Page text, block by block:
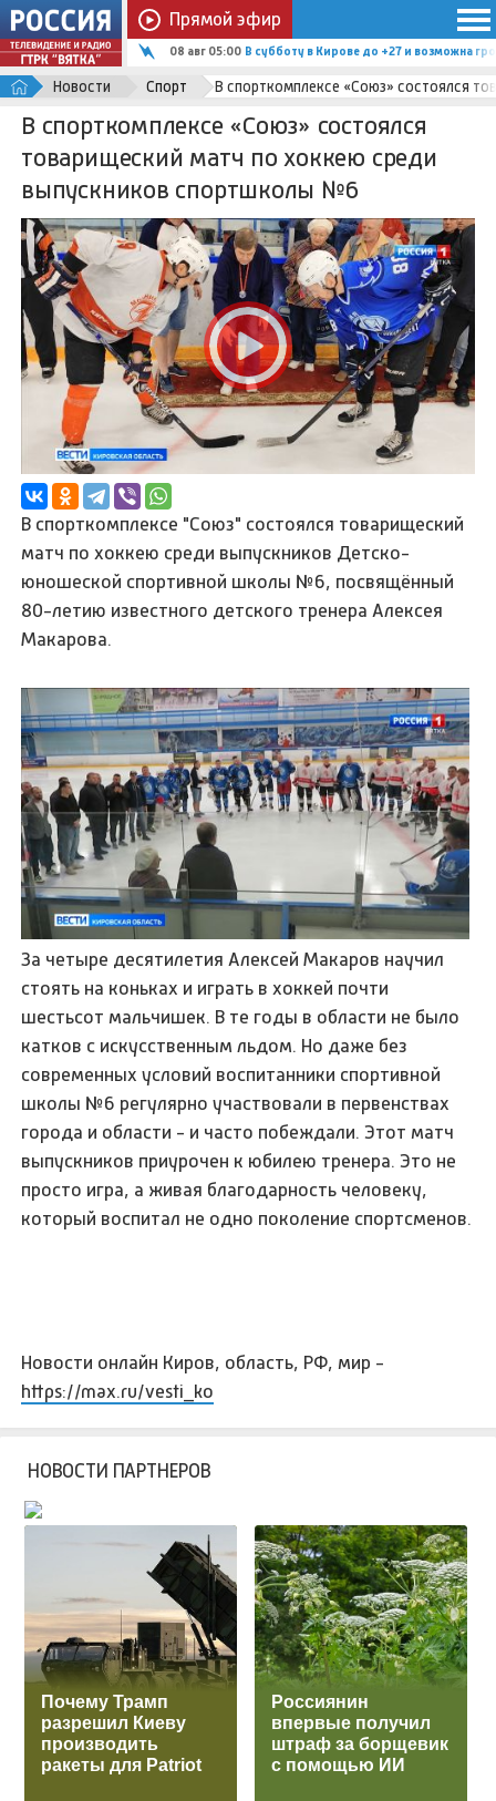
Прямой эфир
08 авг 05:00 В субботу в Кирове до +27 и возможна
Новости Спорт В спорткомплексе «Союз» состоялся
В спорткомплексе «Союз» состоялся
товарищеский матч по хоккею среди
выпускников спортшколы №6
В спорткомплексе "Союз" состоялся товарищеский
матч по хоккею среди выпускников Детско-
юношеской спортивной школы №6, посвящённый
80-летию известного детского тренера Алексея
Макарова.
За четыре десятилетия Алексей Макаров научил
стоять на коньках и играть в хоккей почти
шестьсот мальчишек. В те годы в области не было
катков с искусственным льдом. Но даже без
современных условий воспитанники спортивной
школы №6 регулярно участвовали в первенствах
города и области - и часто побеждали. Этот матч
выпускников приурочен к юбилею тренера. Это не
просто игра, а живая благодарность человеку,
который воспитал не одно поколение спортсменов.
Новости онлайн Киров, область, РФ, мир -
https://max.ru/vesti_ko
НОВОСТИ ПАРТНЕРОВ
Почему Трамп
разрешил Киеву
производить
ракеты для Patriot
Россиянин
впервые получил
штраф за борщевик
с помощью ИИ